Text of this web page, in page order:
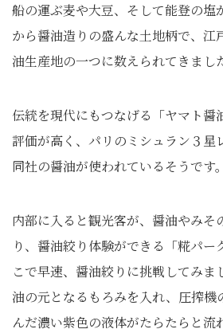
船の運ぶ麦や大豆、そして能登の塩
から醤油造りの盛んな土地柄で、江
油生産地の一つに数えられてきまし
伝統を現代にもつなげる「ヤマト醤
評価が高く、パリのミシュラン３星
同社の醤油が使われているそうです。
内部に入ると観光客が、醤油やみそ
り、醤油絞り体験ができる「糀パー
こで早速、醤油絞りに挑戦してみま
油の元となるもろみを入れ、圧搾機
んだ濃い紫色の液体がたらたらと流